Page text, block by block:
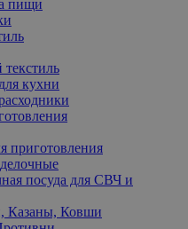
пищи
кухни
приготовления
посуда для СВЧ и
Казаны, Ковши